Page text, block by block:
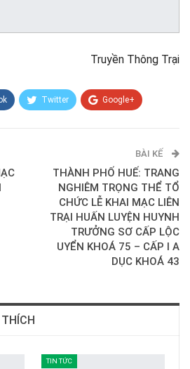
Truyền Thông Trại
Twitter Google+
BÀI KẾ
THÀNH PHỐ HUẾ: TRANG
NGHIÊM TRỌNG THỂ TỔ
CHỨC LỄ KHAI MẠC LIÊN
TRẠI HUẤN LUYỆN HUYNH
TRƯỞNG SƠ CẤP LỘC
UYỂN KHOÁ 75 – CẤP I A
DỤC KHOÁ 43
TIN TỨC